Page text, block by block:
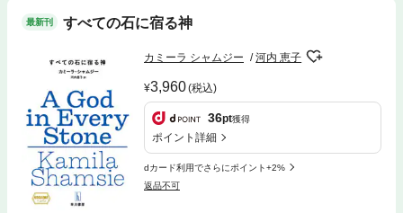
最新刊 すべての石に宿る神
カミーラ シャムジー 河内 恵子
3,960(税込)
36pt獲得
ポイント詳細
dカード利用でさらにポイント+2%
返品不可